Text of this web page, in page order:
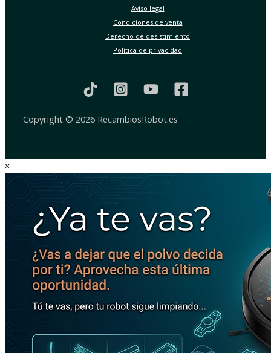
Aviso legal
Condiciones de venta
Derecho de desistimiento
Política de privacidad
Copyright © 2026 RecambiosRobot.es
×